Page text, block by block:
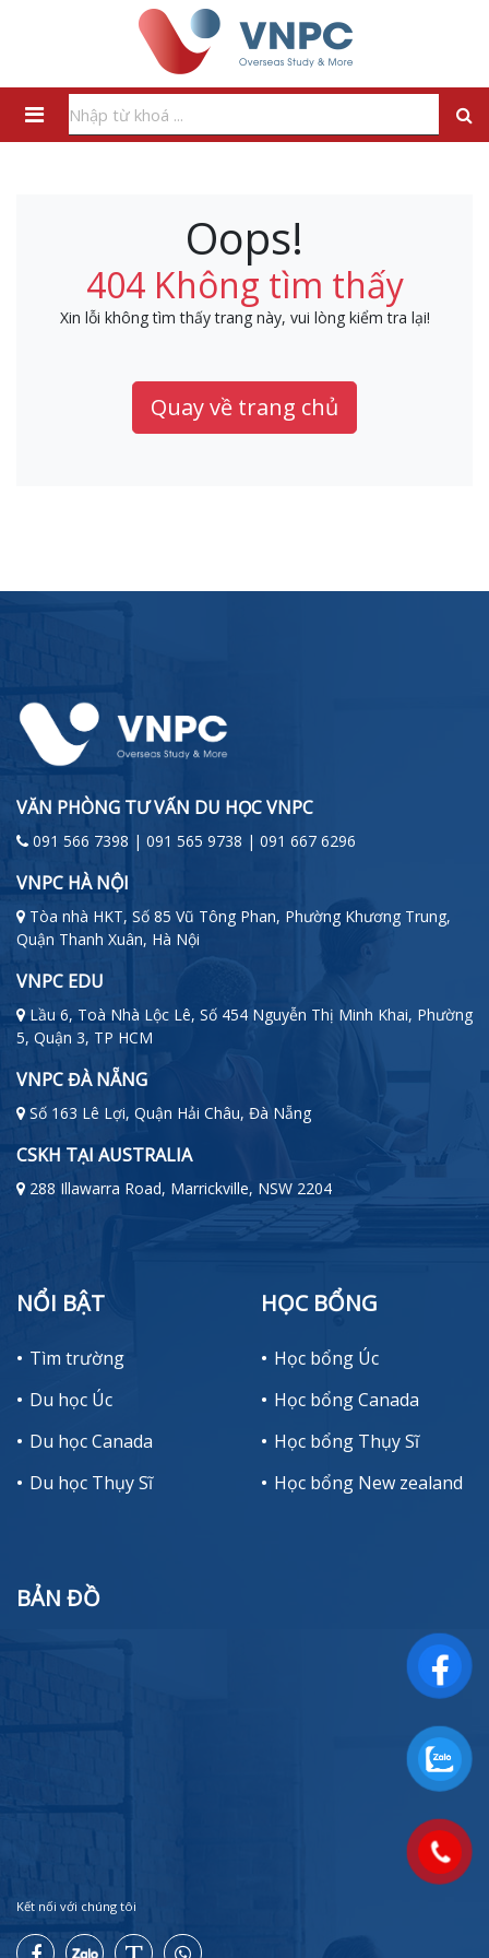
Oops!
404 Không tìm thấy
Xin lỗi không tìm thấy trang này, vui lòng kiểm tra lại!
Quay về trang chủ
VĂN PHÒNG TƯ VẤN DU HỌC VNPC
091 566 7398 | 091 565 9738 | 091 667 6296
VNPC HÀ NỘI
Tòa nhà HKT, Số 85 Vũ Tông Phan, Phường Khương Trung,
Quận Thanh Xuân, Hà Nội
VNPC EDU
Lầu 6, Toà Nhà Lộc Lê, Số 454 Nguyễn Thị Minh Khai, Phường
5, Quận 3, TP HCM
VNPC ĐÀ NẴNG
Số 163 Lê Lợi, Quận Hải Châu, Đà Nẵng
CSKH TẠI AUSTRALIA
288 Illawarra Road, Marrickville, NSW 2204
NỔI BẬT
Tìm trường
Du học Úc
Du học Canada
Du học Thụy Sĩ
HỌC BỔNG
Học bổng Úc
Học bổng Canada
Học bổng Thụy Sĩ
Học bổng New zealand
BẢN ĐỒ
Kết nối với chúng tôi